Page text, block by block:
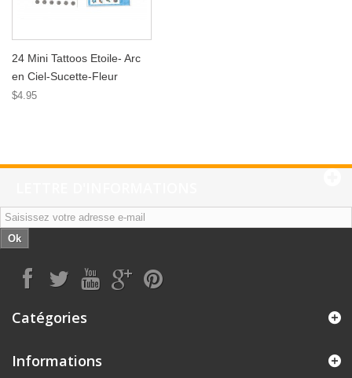
24 Mini Tattoos Etoile- Arc
en Ciel-Sucette-Fleur
$4.95
Ok
Catégories
Informations